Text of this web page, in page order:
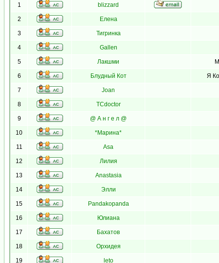
1 blizzard
2 Елена
3 Тигринка
4 Gallen
5 Лакшми
6 Блудный Кот Я
7 Joan
8 TCdoctor
9 @ А н г е л @
10 *Марина*
11 Asa
12 Лилия
13 Anastasia
14 Элли
15 Pandakopanda
16 Юлиана
17 Бахатов
18 Орхидея
19 leto